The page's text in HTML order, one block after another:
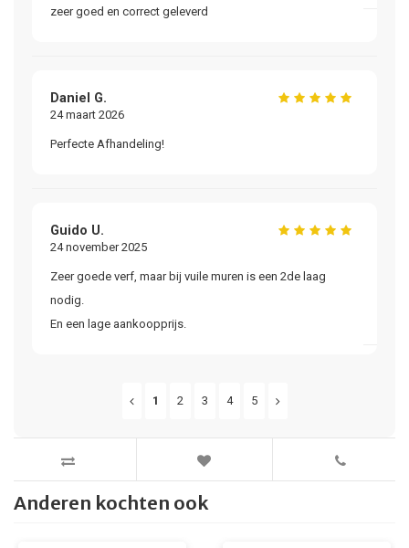
zeer goed en correct geleverd
Daniel G.
24 maart 2026
Perfecte Afhandeling!
Guido U.
24 november 2025
Zeer goede verf, maar bij vuile muren is een 2de laag
nodig.
En een lage aankoopprijs.
1 2 3 4 5
Anderen kochten ook